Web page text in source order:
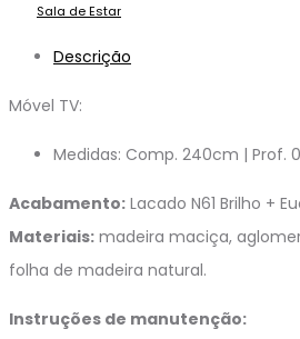
Sala de Estar
Descrição
Móvel TV:
Medidas: Comp. 240cm | Prof.
Acabamento: Lacado N61 Brilho +
Materiais: madeira maciça,
folha de madeira natural.
Instruções de manutenção: